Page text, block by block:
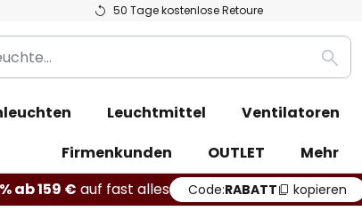
50 Tage kostenlose Retoure
Suche
Leuchtmittel Ventilatoren
Firmenkunden
OUTLET
Mehr
ab 159 € auf fast alles Code:RABATT kopieren